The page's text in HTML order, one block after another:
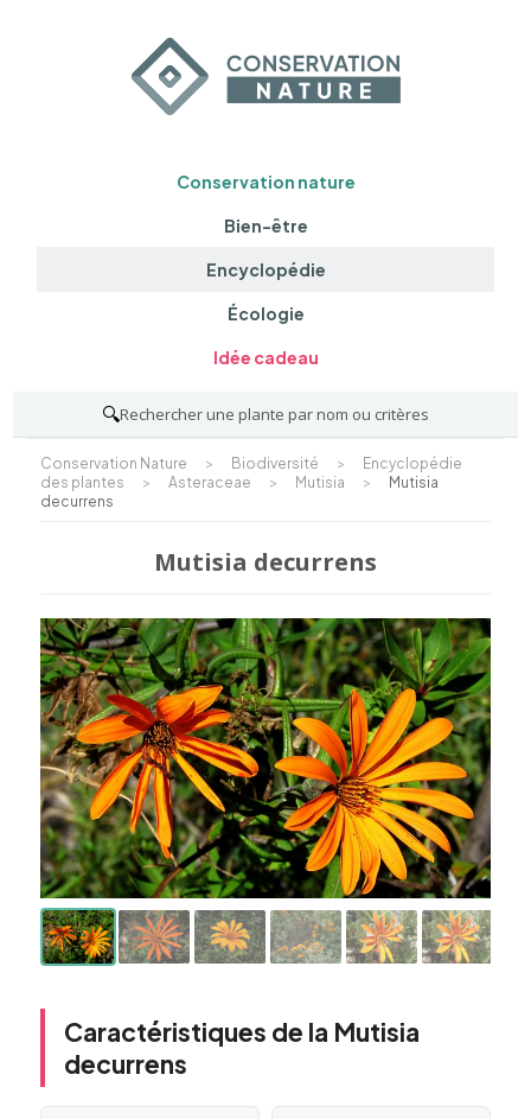
Conservation nature
Bien-être
Encyclopédie
Écologie
Idée cadeau
🔍Rechercher une plante par nom ou critères
Conservation Nature > Biodiversité >
Encyclopédie
des plantes
> Asteraceae > Mutisia >
Mutisia
decurrens
Mutisia decurrens
Caractéristiques de la Mutisia
decurrens